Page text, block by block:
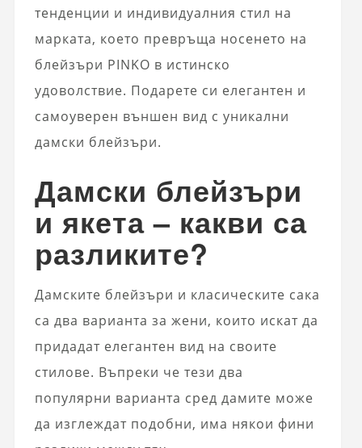
тенденции и индивидуалния стил на
марката, което превръща носенето на
блейзъри PINKO в истинско
удоволствие. Подарете си елегантен и
самоуверен външен вид с уникални
дамски блейзъри.
Дамски блейзъри
и якета – какви са
разликите?
Дамските блейзъри и класическите сака
са два варианта за жени, които искат да
придадат елегантен вид на своите
стилове. Въпреки че тези два
популярни варианта сред дамите може
да изглеждат подобни, има някои фини